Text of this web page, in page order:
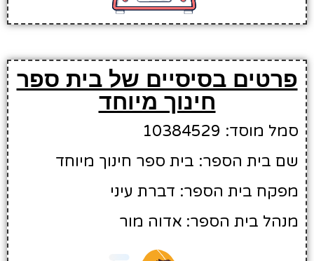
פרטים בסיסיים של בית ספר
חינוך מיוחד
סמל מוסד: 10384529
שם בית הספר: בית ספר חינוך מיוחד
מפקח בית הספר: דברת עיני
מנהל בית הספר: אדוה מור